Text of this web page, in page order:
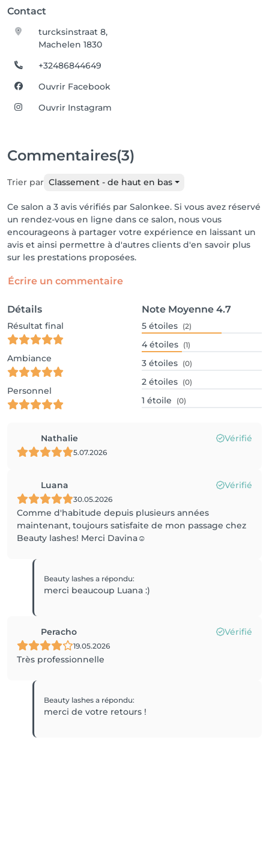
Contact
turcksinstraat 8,
Machelen 1830
+32486844649
Ouvrir Facebook
Ouvrir Instagram
Commentaires(3)
Trier par Classement - de haut en bas
Ce salon a 3 avis vérifiés par Salonkee. Si vous avez réservé
un rendez-vous en ligne dans ce salon, nous vous
encourageons à partager votre expérience en laissant un
avis et ainsi permettre à d'autres clients d'en savoir plus
sur les prestations proposées.
Écrire un commentaire
Détails
Résultat final
Ambiance
Personnel
Note Moyenne 4.7
5 étoiles (2)
4 étoiles (1)
3 étoiles (0)
2 étoiles (0)
1 étoile (0)
Nathalie Vérifié
5.07.2026
Luana Vérifié
30.05.2026
Comme d'habitude depuis plusieurs années
maintenant, toujours satisfaite de mon passage chez
Beauty lashes! Merci Davina☺️
Beauty lashesa répondu:
merci beaucoup Luana :)
Peracho Vérifié
19.05.2026
Très professionnelle
Beauty lashesa répondu:
merci de votre retours !